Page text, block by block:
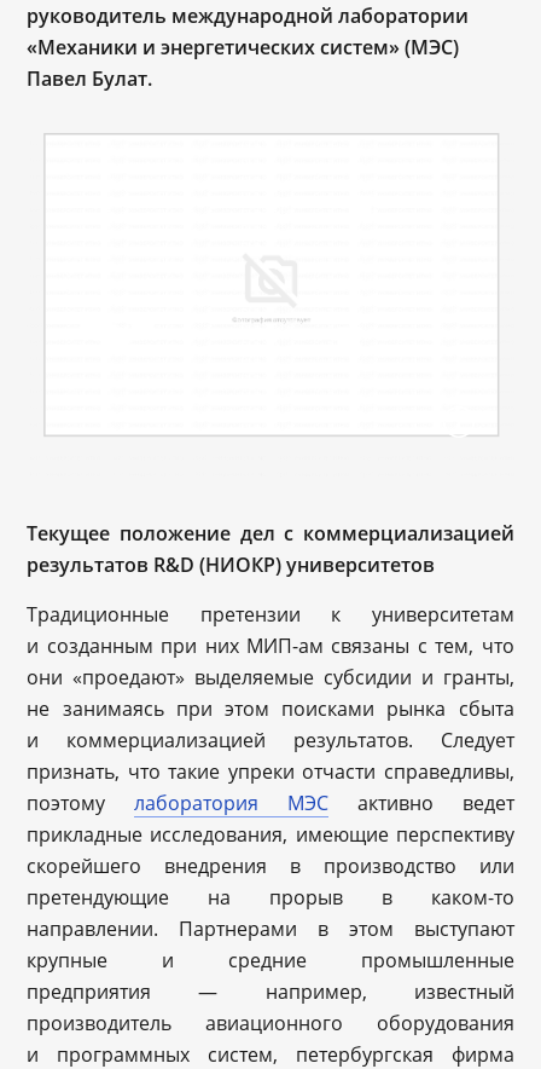
руководитель международной лаборатории
«Механики и энергетических систем» (МЭС)
Павел Булат.
Текущее положение дел с коммерциализацией
результатов R&D (НИОКР) университетов
Традиционные претензии к университетам
и созданным при них МИП-ам связаны с тем, что
они «проедают» выделяемые субсидии и гранты,
не занимаясь при этом поисками рынка сбыта
и коммерциализацией результатов. Следует
признать, что такие упреки отчасти справедливы,
поэтомулаборатория МЭС активно ведет
прикладные исследования, имеющие перспективу
скорейшего внедрения в производство или
претендующие на прорыв в каком-то
направлении. Партнерами в этом выступают
крупные и средние промышленные
предприятия — например, известный
производитель авиационного оборудования
и программных систем, петербургская фирма